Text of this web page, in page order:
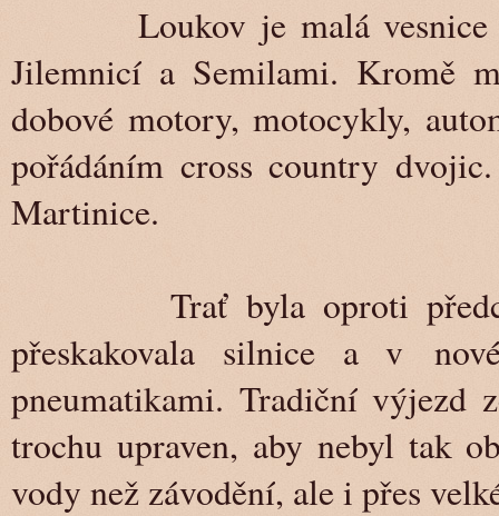
Loukov je malá vesnice
Jilemnicí a Semilami. Kromě
dobové motory, motocykly,
pořádáním cross country
Martinice.
Trať byla oproti
přeskakovala silnice a v
pneumatikami. Tradiční výjezd
trochu upraven, aby nebyl tak
vody než závodění, ale i přes